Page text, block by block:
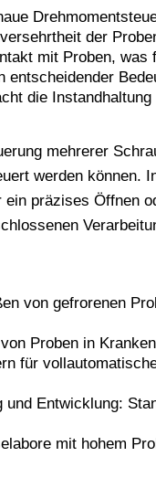
der
mit Proben, was
entscheidender
die
mehrerer
werden können.
präzises Öffnen
von gefrorenen
Proben in
für
Entwicklung:
mit hohem